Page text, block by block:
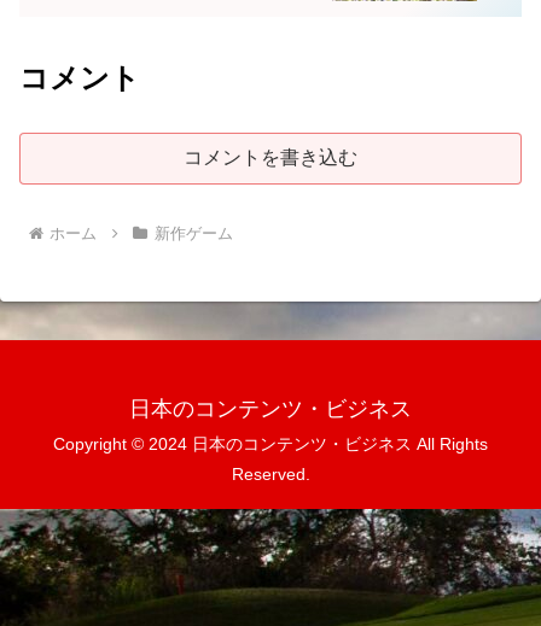
コメント
コメントを書き込む
ホーム 新作ゲーム
日本のコンテンツ・ビジネス
Copyright © 2024 日本のコンテンツ・ビジネス All Rights
Reserved.